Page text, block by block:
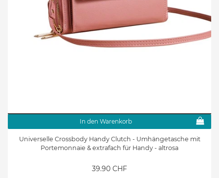
In den Warenkorb
Universelle Crossbody Handy Clutch - Umhängetasche mit
Portemonnaie & extrafach für Handy - altrosa
39.90 CHF